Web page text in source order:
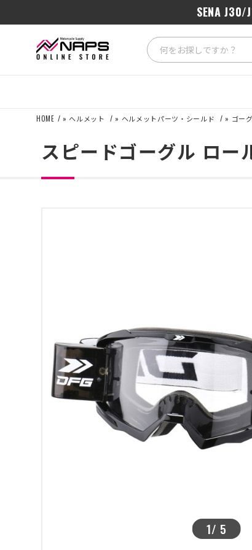
SENA
HOME » ヘルメット » ヘルメットパーツ・シールド » ゴー
スピードゴーグル ロー
1/ 5
>